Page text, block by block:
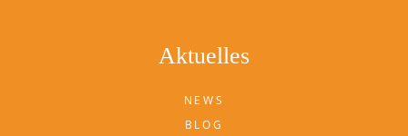
Aktuelles
NEWS
BLOG